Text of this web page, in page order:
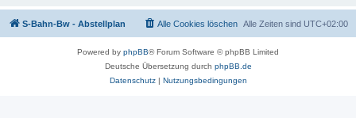
S-Bahn-Bw - Abstellplan Alle Zeiten sind UTC+02:00
Alle Cookies löschen
Powered by phpBB® Forum Software © phpBB Limited
Deutsche Übersetzung durch phpBB.de
Datenschutz| Nutzungsbedingungen